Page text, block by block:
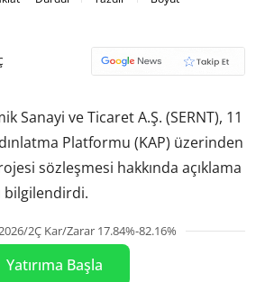
Sanayi ve Ticaret A.Ş. (SERNT), 11
Platformu (KAP) üzerinden
sözleşmesi hakkında açıklama
bilgilendirdi.
2Ç Kar/Zarar 17.84%-82.16%
Yatırıma Başla